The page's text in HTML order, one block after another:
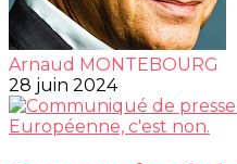
Arnaud MONTEBOURG
28 juin 2024